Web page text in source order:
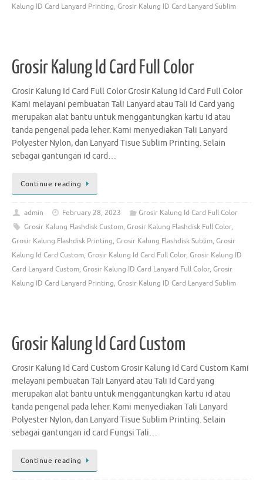
Kalung ID Card Lanyard Printing, Grosir Kalung ID Card Lanyard Sublim
Grosir Kalung Id Card Full Color
Grosir Kalung Id Card Full Color Grosir Kalung Id Card Full Color
Kami melayani pembuatan Tali Lanyard atau Tali Id Card yang
merupakan alat bantu untuk menggantungkan kartu id atau
tanda pengenal pada leher. Kami menyediakan Tali Lanyard
Polyester Nylon, dan Lanyard Tisue Sublim Printing. Selain
sebagai gantungan id card…
Continue reading
admin February 28, 2023
Grosir Kalung Id Card Full Color
Grosir Kalung Flashdisk Custom, Grosir Kalung Flashdisk Full Color,
Grosir Kalung Flashdisk Printing, Grosir Kalung Flashdisk Sublim, Grosir
Kalung Id Card Custom, Grosir Kalung Id Card Full Color, Grosir Kalung ID
Card Lanyard Custom, Grosir Kalung ID Card Lanyard Full Color, Grosir
Kalung ID Card Lanyard Printing, Grosir Kalung ID Card Lanyard Sublim
Grosir Kalung Id Card Custom
Grosir Kalung Id Card Custom Grosir Kalung Id Card Custom Kami
melayani pembuatan Tali Lanyard atau Tali Id Card yang
merupakan alat bantu untuk menggantungkan kartu id atau
tanda pengenal pada leher. Kami menyediakan Tali Lanyard
Polyester Nylon, dan Lanyard Tisue Sublim Printing. Selain
sebagai gantungan id card Fungsi Tali…
Continue reading